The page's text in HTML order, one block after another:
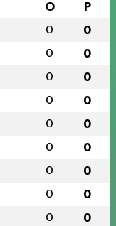
O P
0 0
0 0
0 0
0 0
0 0
0 0
0 0
0 0
0 0